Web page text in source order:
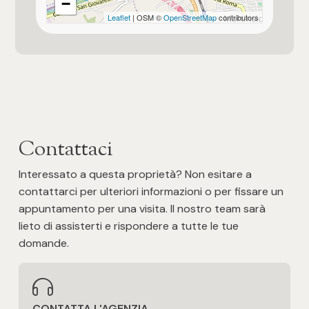
Uffici comunali
−
Leaflet| OSM ©OpenStreetMapcontributors
Contattaci
Interessato a questa proprietà? Non esitare a
contattarci per ulteriori informazioni o per fissare un
appuntamento per una visita. Il nostro team sarà
lieto di assisterti e rispondere a tutte le tue
domande.
3
5+
Altre
opzioni
-
multiscelta
Giardino